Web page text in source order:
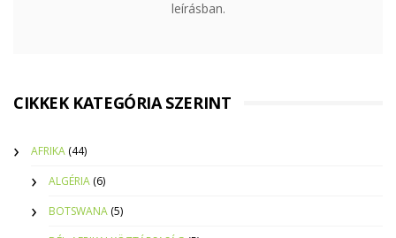
leírásban.
CIKKEK KATEGÓRIA SZERINT
AFRIKA (44)
ALGÉRIA (6)
BOTSWANA (5)